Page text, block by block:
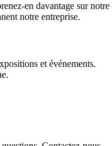
en davantage sur notre
notre entreprise.
et événements.